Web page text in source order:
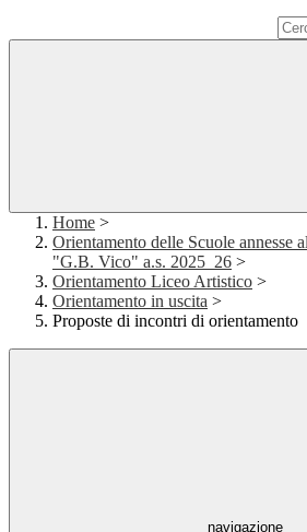
Home >
Orientamento delle Scuole annesse
"G.B. Vico" a.s. 2025_26 >
Orientamento Liceo Artistico >
Orientamento in uscita >
Proposte di incontri di orientamento
navigazione